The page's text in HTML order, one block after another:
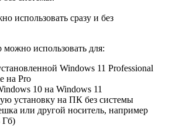
использовать сразу и без
использовать для:
Windows 11 Professional
на Pro
10 на Windows 11
установку на ПК без системы
или другой носитель, например
Гб)